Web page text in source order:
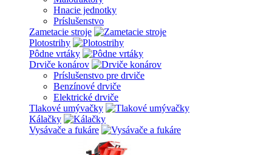
Hnacie jednotky
Príslušenstvo
Zametacie stroje
Plotostrihy
Pôdne vrtáky
Drviče konárov
Príslušenstvo pre drviče
Benzínové drviče
Elektrické drviče
Tlakové umývačky
Kálačky
Vysávače a fukáre